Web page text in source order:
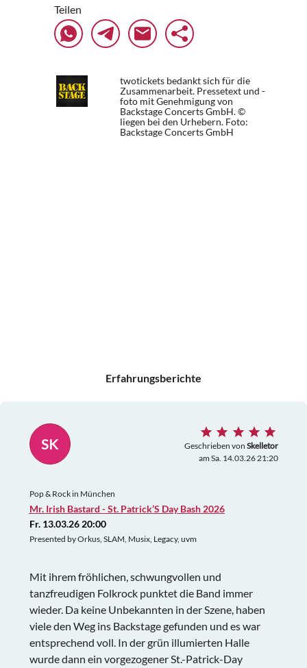
Teilen
twotickets bedankt sich für die
Zusammenarbeit. Pressetext und -
foto mit Genehmigung von
Backstage Concerts GmbH. ©
liegen bei den Urhebern. Foto:
Backstage Concerts GmbH
Erfahrungsberichte
SK Geschrieben von Skelletor
am Sa. 14.03.26 21:20
Pop & Rock in München
Mr. Irish Bastard - St. Patrick’S Day Bash 2026
Fr. 13.03.26 20:00
Presented by Orkus, SLAM, Musix, Legacy, uvm
Mit ihrem fröhlichen, schwungvollen und
tanzfreudigen Folkrock punktet die Band immer
wieder. Da keine Unbekannten in der Szene, haben
viele den Weg ins Backstage gefunden und es war
entsprechend voll. In der grün illumierten Halle
wurde dann ein vorgezogener St.-Patrick-Day